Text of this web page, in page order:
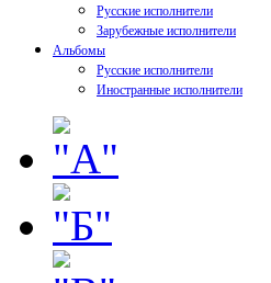
Русские исполнители
Зарубежные исполнители
Альбомы
Русские исполнители
Иностранные исполнители